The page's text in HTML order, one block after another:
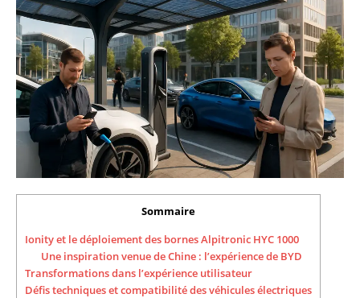
Sommaire
Ionity et le déploiement des bornes Alpitronic HYC 1000
Une inspiration venue de Chine : l’expérience de BYD
Transformations dans l’expérience utilisateur
Défis techniques et compatibilité des véhicules électriques